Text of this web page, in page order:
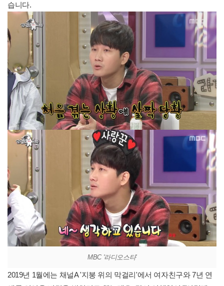
습니다.
MBC '라디오스타'
2019년 1월에는 채널A '지붕 위의 막걸리'에서 여자친구와 7년 연